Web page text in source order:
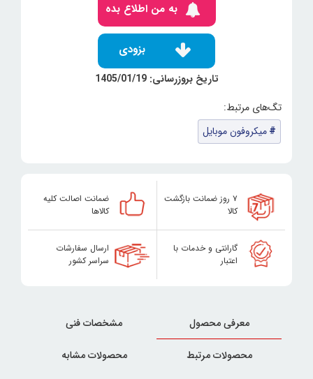
به من اطلاع بده
بزودی
تاریخ بروزرسانی: 1405/01/19
میکروفون‌ موبایل
۷ روز ضمانت بازگشت
کالا
ضمانت اصالت کلیه
کالاها
گارانتی و خدمات با
اعتبار
ارسال سفارشات
سراسر کشور
معرفی محصول مشخصات فنی
محصولات مرتبط محصولات مشابه